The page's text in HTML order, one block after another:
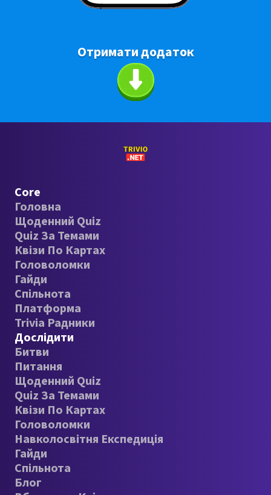
Отримати додаток
Core
Головна
Щоденний Quiz
Quiz За Темами
Квізи По Картах
Головоломки
Гайди
Спільнота
Платформа
Trivia Радники
Дослідити
Битви
Питання
Щоденний Quiz
Quiz За Темами
Квізи По Картах
Головоломки
Навколосвітня Експедиція
Гайди
Спільнота
Блог